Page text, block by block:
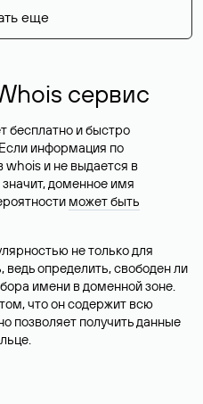
еще
сервис
бесплатно и быстро
информация по
и не выдается в
доменное имя
может быть
не только для
определить, свободен ли
имени в доменной зоне.
что он содержит всю
позволяет получить данные